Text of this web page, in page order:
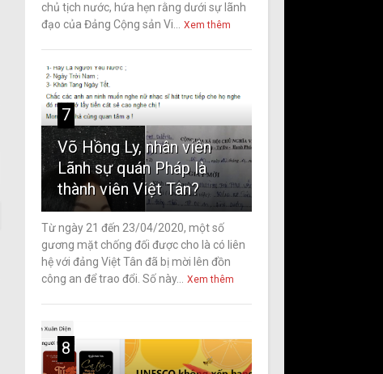
chủ tịch nước, hứa hẹn rằng dưới sự lãnh
đạo của Đảng Cộng sản Vi...
Xem thêm
7
Võ Hồng Ly, nhân viên
Lãnh sự quán Pháp là
thành viên Việt Tân?
Từ ngày 21 đến 23/04/2020, một số
gương mặt chống đối được cho là có liên
hệ với đảng Việt Tân đã bị mời lên đồn
công an để trao đổi. Số này...
Xem thêm
8